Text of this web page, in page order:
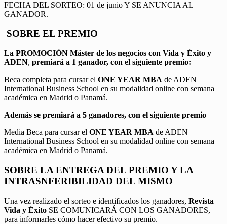
FECHA DEL SORTEO: 01 de junio Y SE ANUNCIA AL
GANADOR.
SOBRE EL PREMIO
La PROMOCIÓN Máster de los negocios con Vida y Éxito y
ADEN, premiará a 1 ganador, con el siguiente premio:
Beca completa para cursar el ONE YEAR MBA de ADEN
International Business School en su modalidad online con semana
académica en Madrid o Panamá.
Además se premiará a 5 ganadores, con el siguiente premio
Media Beca para cursar el ONE YEAR MBA de ADEN
International Business School en su modalidad online con semana
académica en Madrid o Panamá.
SOBRE LA ENTREGA DEL PREMIO Y LA
INTRASNFERIBILIDAD DEL MISMO
Una vez realizado el sorteo e identificados los ganadores, Revista
Vida y Éxito SE COMUNICARÁ CON LOS GANADORES,
para informarles cómo hacer efectivo su premio.